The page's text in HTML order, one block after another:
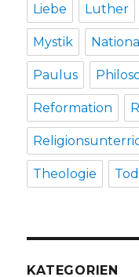
Liebe Luther
Mystik
Paulus
Reformation
Theologie Tod
KATEGORIEN